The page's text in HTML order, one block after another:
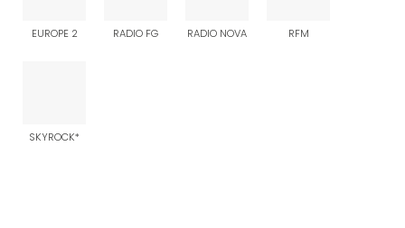
EUROPE 2 RADIO FG RADIO NOVA RFM
SKYROCK*